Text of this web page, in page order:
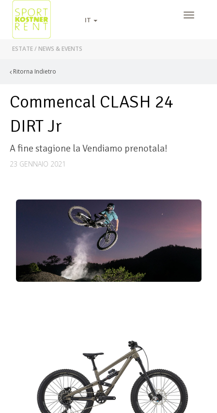
IT
ESTATE/ NEWS & EVENTS
Ritorna Indietro
Commencal CLASH 24
DIRT Jr
A fine stagione la Vendiamo prenotala!
23 GENNAIO 2021